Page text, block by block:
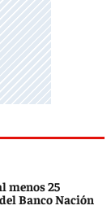
menos 25
Banco Nación